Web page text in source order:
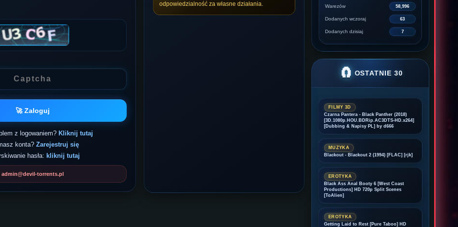
Warezów 58,996
Dodanych wczoraj 63
Dodanych dzisiaj 7
🧲 OSTATNIE 30
FILMY 3D
Czarna Pantera - Black Panther (2018)
[3D.1080p.HOU.BDRip.AC3DTS-HD.x264]
[Dubbing & Napisy PL] by d666
MUZYKA
Blackout - Blackout 2 (1994) [FLAC] [rjk]
EROTYKA
Black Ass Anal Booty 6 [West Coast
Productions] HD 720p Split Scenes
[ToAlien]
EROTYKA
Getting Laid to Rest [Pure Taboo] HD
🚀 Zaloguj
z logowaniem? Kliknij tutaj
konta? Zarejestruj się
hasła: kliknij tutaj
admin@devil-torrents.pl
odpowiedzialność za własne działania.